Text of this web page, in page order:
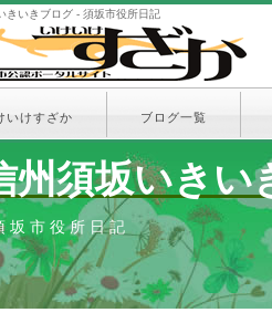
きいきブログ - 須坂市役所日記
いけすざか ブログ一覧
州須坂いきい
坂市役所日記